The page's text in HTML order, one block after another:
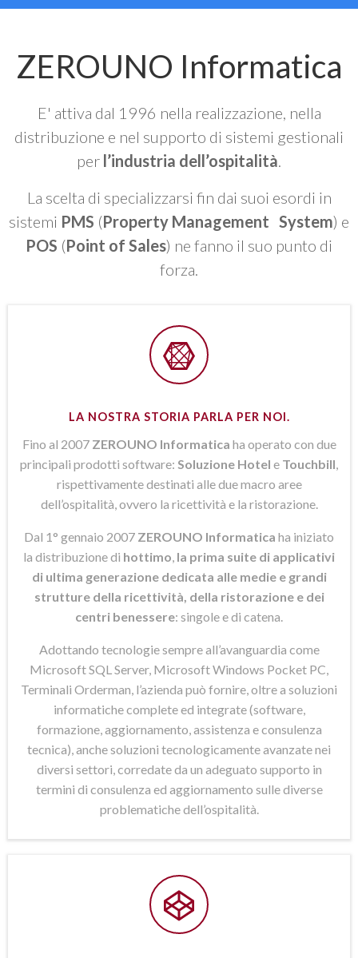
ZEROUNO Informatica
E' attiva dal 1996 nella realizzazione, nella
distribuzione e nel supporto di sistemi gestionali
per l’industria dell’ospitalità
La scelta di specializzarsi fin dai suoi esordi in
sistemi PMS (Property Management System) e
POS (Point of Sales) ne fanno il suo punto di
forza.
LA NOSTRA STORIA PARLA PER NOI.
Fino al 2007 ZEROUNO Informatica ha operato con due
principali prodotti software: Soluzione Hotel e Touchbill
rispettivamente destinati alle due macro aree
dell’ospitalità, ovvero la ricettività e la ristorazione.
Dal 1° gennaio 2007 ZEROUNO Informatica ha iniziato
la distribuzione di hottimo la prima suite di applicativi
di ultima generazione dedicata alle medie e grandi
strutture della ricettività, della ristorazione e dei
centri benessere: singole e di catena.
Adottando tecnologie sempre all’avanguardia come
Microsoft SQL Server, Microsoft Windows Pocket PC,
Terminali Orderman, l’azienda può fornire, oltre a soluzioni
informatiche complete ed integrate (software,
formazione, aggiornamento, assistenza e consulenza
tecnica), anche soluzioni tecnologicamente avanzate nei
diversi settori, corredate da un adeguato supporto in
termini di consulenza ed aggiornamento sulle diverse
problematiche dell’ospitalità.